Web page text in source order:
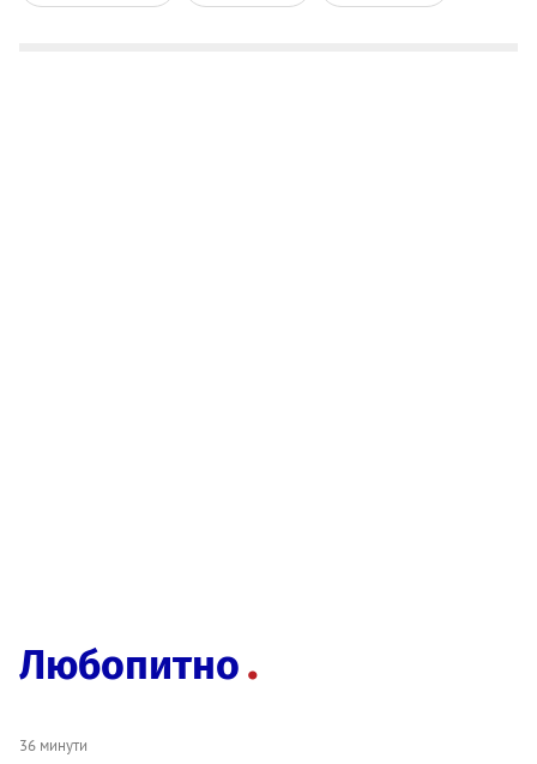
Любопитно
36 минути